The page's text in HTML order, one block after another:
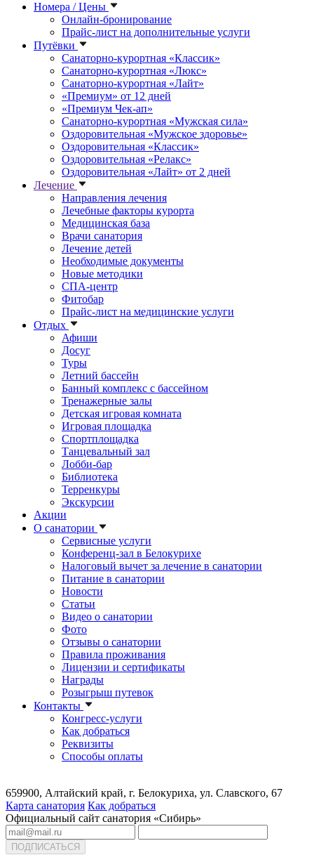
Номера / Цены
Онлайн-бронирование
Прайс-лист на дополнительные услуги
Путёвки
Санаторно-курортная «Классик»
Санаторно-курортная «Люкс»
Санаторно-курортная «Лайт»
«Премиум» от 12 дней
«Премиум Чек-ап»
Санаторно-курортная «Мужская сила»
Оздоровительная «Мужское здоровье»
Оздоровительная «Классик»
Оздоровительная «Релакс»
Оздоровительная «Лайт» от 2 дней
Лечение
Направления лечения
Лечебные факторы курорта
Медицинская база
Врачи санатория
Лечение детей
Необходимые документы
Новые методики
СПА-центр
Фитобар
Прайс-лист на медицинские услуги
Отдых
Афиши
Досуг
Туры
Летний бассейн
Банный комплекс с бассейном
Тренажерные залы
Детская игровая комната
Игровая площадка
Спортплощадка
Танцевальный зал
Лобби-бар
Библиотека
Терренкуры
Экскурсии
Акции
О санатории
Сервисные услуги
Конференц-зал в Белокурихе
Налоговый вычет за лечение в санатории
Питание в санатории
Новости
Статьи
Видео о санатории
Фото
Отзывы о санатории
Правила проживания
Лицензии и сертификаты
Награды
Розыгрыш путевок
Контакты
Конгресс-услуги
Как добраться
Реквизиты
Способы оплаты
659900, Алтайский край, г. Белокуриха, ул. Славского, 67
Карта санатория Как добраться
Официальный сайт санатория «Сибирь»
ПОДПИСАТЬСЯ